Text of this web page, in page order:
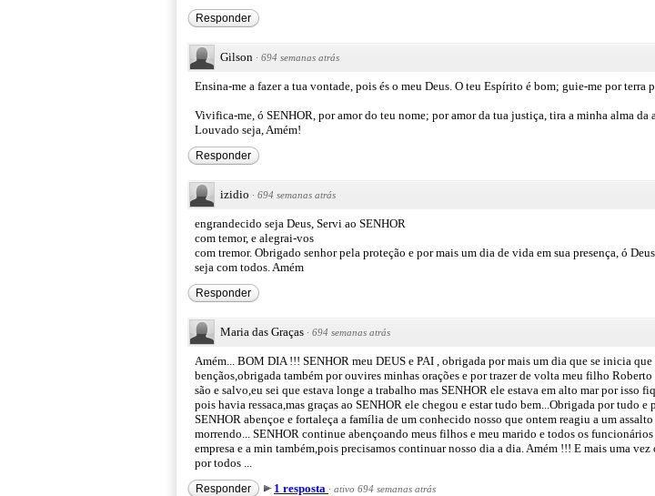
Responder
Gilson · 694 semanas atrás
Ensina-me a fazer a tua vontade, pois és o meu Deus. O teu Espírito é bom; guie-me por terra
Vivifica-me, ó SENHOR, por amor do teu nome; por amor da tua justiça, tira a minha alma da
Louvado seja, Amém!
Responder
izidio · 694 semanas atrás
engrandecido seja Deus, Servi ao SENHOR
com temor, e alegrai-vos
com tremor. Obrigado senhor pela proteção e por mais um dia de vida em sua presença, ó
seja com todos. Amém
Responder
Maria das Graças · 694 semanas atrás
Amém... BOM DIA !!! SENHOR meu DEUS e PAI , obrigada por mais um dia que se inicia que
bençãos,obrigada também por ouvires minhas orações e por trazer de volta meu filho Roberto
são e salvo,eu sei que estava longe a trabalho mas SENHOR ele estava em alto mar por isso
pois havia ressaca,mas graças ao SENHOR ele chegou e estar tudo bem...Obrigada por tudo e
SENHOR abençoe e fortaleça a família de um conhecido nosso que ontem reagiu a um assalto
morrendo... SENHOR continue abençoando meus filhos e meu marido e todos os funcionários
empresa e a min também,pois precisamos continuar nosso dia a dia. Amém !!! E mais uma
por todos ...
Responder 1 resposta · ativo 694 semanas atrás